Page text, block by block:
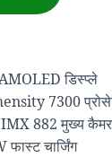
डिस्प्ले
7300
882 मुख्य
चार्जिंग